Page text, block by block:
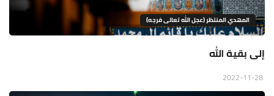
المهدي المنتظر (عجل الله تعالى فرجه)
إلى بقية الله